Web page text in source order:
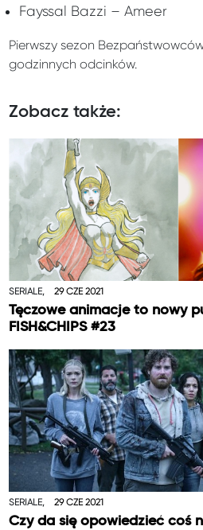
Fayssal Bazzi – Ameer
Pierwszy sezon
godzinnych odcinków.
Zobacz także:
SERIALE, 29 CZE 2021
Tęczowe animacje to nowy
FISH&CHIPS #23
SERIALE, 29 CZE 2021
Czy da się opowiedzieć coś